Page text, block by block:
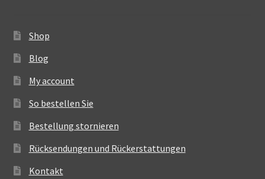
Shop
Blog
My account
So bestellen Sie
Bestellung stornieren
Rücksendungen und Rückerstattungen
Kontakt